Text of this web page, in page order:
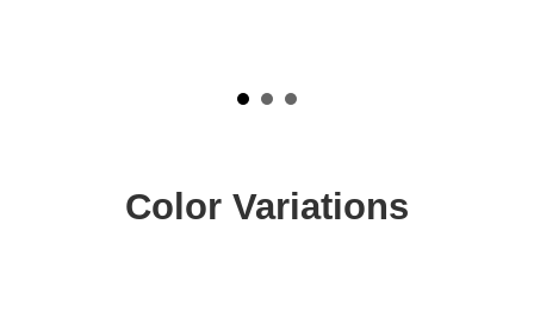
Color Variations